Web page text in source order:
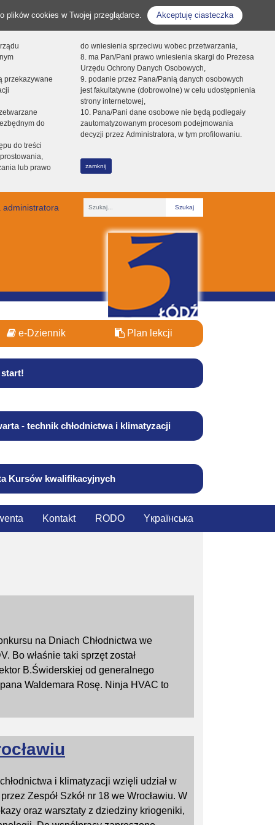
plików cookies w Twojej przeglądarce. Akceptuję ciasteczka
przekazywane
do
do treści
lub prawo
do wniesienia sprzeciwu wobec przetwarzania,
8. ma Pan/Pani prawo wniesienia skargi do Prezesa
Urzędu Ochrony Danych Osobowych,
9. podanie przez Pana/Panią danych osobowych
jest fakultatywne (dobrowolne) w celu udostępnienia
strony internetowej,
10. Pana/Pani dane osobowe nie będą podlegały
zautomatyzowanym procesom podejmowania
decyzji przez Administratora, w tym profilowaniu.
zamknij
administratora
Fraza
e-Dziennik Plan lekcji
start!
- technik chłodnictwa i klimatyzacji
Kursów kwalifikacyjnych
Kontakt RODO Yкраїнська
na Dniach Chłodnictwa we
Bo właśnie taki sprzęt został
B.Świderskiej od generalnego
Waldemara Rosę. Ninja HVAC to
i klimatyzacji wzięli udział w
Zespół Szkół nr 18 we Wrocławiu. W
oraz warsztaty z dziedziny kriogeniki,